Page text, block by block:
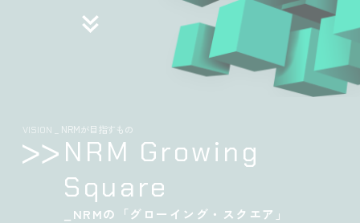
VISION _ NRMが目指すもの
NRM Growing
Square
_NRMの「グローイング・スクエア」